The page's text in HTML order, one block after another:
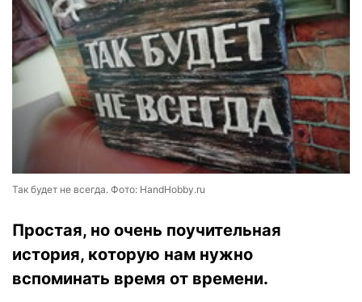
Так будет не всегда. Фото: HandHobby.ru
Простая, но очень поучительная
история, которую нам нужно
вспоминать время от времени.